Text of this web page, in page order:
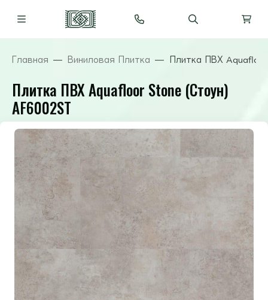
Главная Виниловая Плитка Плитка ПВХ
Плитка ПВХ Aquafloor Stone (Стоун)
AF6002ST